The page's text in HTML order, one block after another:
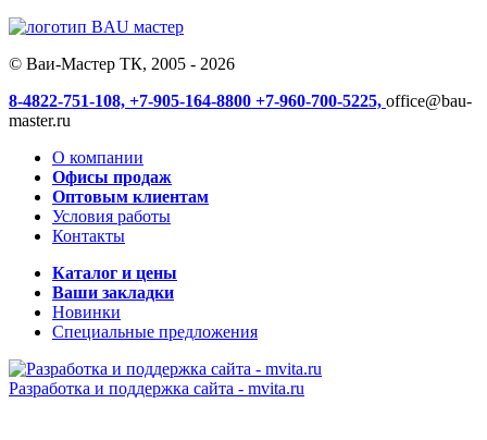
© Ваи-Мастер ТК, 2005 - 2026
8-4822-751-108, +7-905-164-8800 +7-960-700-5225, office@bau-
master.ru
О компании
Офисы продаж
Оптовым клиентам
Условия работы
Контакты
Каталог и цены
Ваши закладки
Новинки
Специальные предложения
Разработка и поддержка сайта - mvita.ru